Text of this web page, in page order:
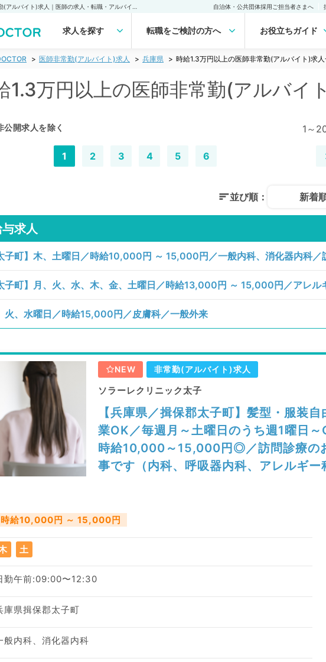
自治体・公共団体採用ご担当者さまへ
求人を探す 転職をご検討の方へ お役立ちガイド
医師非常勤(アルバイト)求人 兵庫県 時給1.3万円以上の医師非常勤(アルバイト)求
1.3万円以上の医師非常勤(アルバイ
開求人を除く 1～
1 2 3 4 5 6
並び順： 新着
求人
火、水曜日／時給15,000円／皮膚科／一般外来
NEW 非常勤(アルバイト)求人
ソラーレクリニック太子
【兵庫県／揖保郡太子町】髪型・服装自
業OK／毎週月～土曜日のうち週1曜日～
時給10,000～15,000円◎／訪問診療の
事です（内科、呼吸器内科、アレルギー
時給10,000円 ～ 15,000円
土
勤午前:09:00〜12:30
庫県揖保郡太子町
般内科、消化器内科